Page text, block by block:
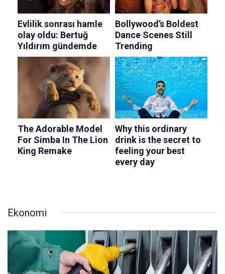
Ekonomi